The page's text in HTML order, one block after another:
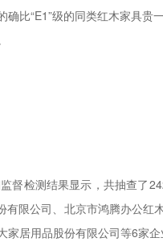
比“E1”级的同类红木家具贵
督检测结果显示，共抽查了
限公司、北京市鸿腾办公红
居用品股份有限公司等6家